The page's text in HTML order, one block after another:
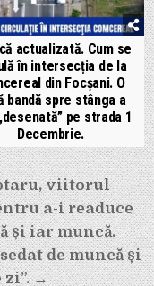
actualizată. Cum se
în intersecția de la
din Focșani. O
bandă spre stânga a
pe strada 1
Decembrie.
viitorul
a-i readuce
și iar muncă.
de muncă și
zi”. →